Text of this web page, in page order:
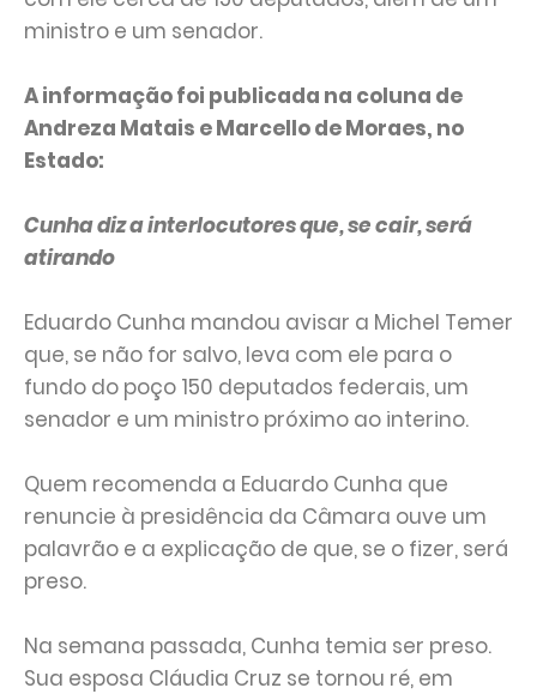
ministro e um senador.
A informação foi publicada na coluna de
Andreza Matais e Marcello de Moraes, no
Estado:
Cunha diz a interlocutores que, se cair, será
atirando
Eduardo Cunha mandou avisar a Michel Temer
que, se não for salvo, leva com ele para o
fundo do poço 150 deputados federais, um
senador e um ministro próximo ao interino.
Quem recomenda a Eduardo Cunha que
renuncie à presidência da Câmara ouve um
palavrão e a explicação de que, se o fizer, será
preso.
Na semana passada, Cunha temia ser preso.
Sua esposa Cláudia Cruz se tornou ré, em